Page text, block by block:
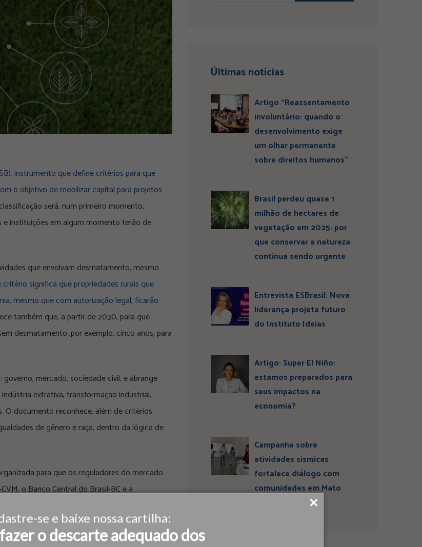
se e baixe nossa cartilha:
o descarte adequado dos
instrumento que define critérios para que
o objetivo de mobilizar capital para projetos
será, num primeiro momento,
e instituições em algum momento terão de
que envolvam desmatamento, mesmo
critério significa que propriedades rurais que
mesmo que com autorização legal, ficarão
também que, a partir de 2030, para que
desmatamento ,por exemplo, cinco anos, para
mercado, sociedade civil, e abrange
extrativa, transformação industrial,
O documento reconhece, além de critérios
de gênero e raça, dentro da lógica de
para que os reguladores do mercado
o Banco Central do Brasil-BC e a
para seus setores e gradualmente
setor e a subsecretária responsável
adaptável aos aprendizados e à evolução
Últimas notícias
Artigo “Reassentamento
involuntário: quando o
desenvolvimento exige
um olhar permanente
sobre direitos humanos”
Brasil perdeu quase 1
milhão de hectares de
vegetação em 2025: por
que conservar a natureza
continua sendo urgente
Entrevista ESBrasil: Nova
liderança projeta futuro
do Instituto Ideias
Artigo: Super El Niño:
estamos preparados para
seus impactos na
economia?
Campanha sobre
atividades sísmicas
fortalece diálogo com
comunidades em Mato